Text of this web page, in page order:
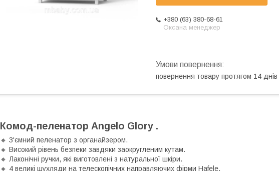
+380 (63) 380-68-61
Оксана менеджер
повернення товару протягом 14 днів
Комод-пеленатор Angelo Glory .
🔸 З'ємний пеленатор з органайзером.
🔸 Високий рівень безпеки завдяки заокругленим кутам.
🔸 Лаконічні ручки, які виготовлені з натуральної шкіри.
🔸 4 великі шухляди на телескопічних направляючих фірми Hafele.